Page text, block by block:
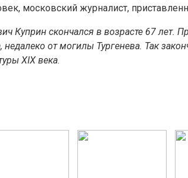
московский журналист,
Куприн скончался в возрасте 67
от могилы Тургенева. Так
XIX века.